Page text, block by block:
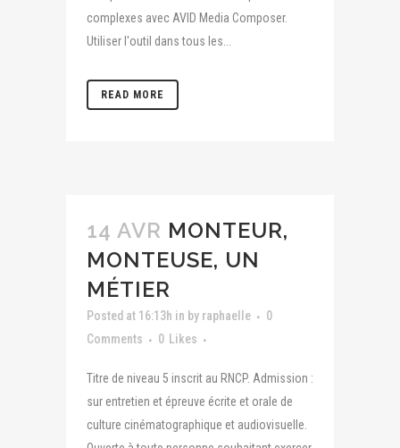
complexes avec AVID Media Composer.
Utiliser l'outil dans tous les...
READ MORE
14 AVR MONTEUR,
MONTEUSE, UN
MÉTIER
Posted at 16:13h in by raphaelle
0
Comments
0 Likes
Titre de niveau 5 inscrit au RNCP. Admission :
sur entretien et épreuve écrite et orale de
culture cinématographique et audiovisuelle.